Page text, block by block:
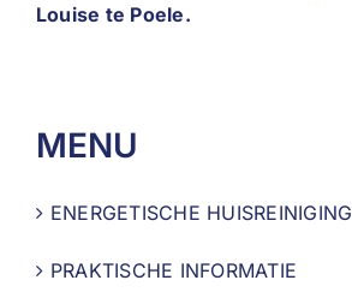
Louise te Poele.
MENU
ENERGETISCHE HUISREINIGING
PRAKTISCHE INFORMATIE